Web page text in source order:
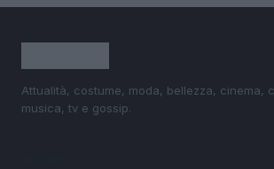
Attualità, costume, moda, bellezza, cinema,
musica, tv e gossip.